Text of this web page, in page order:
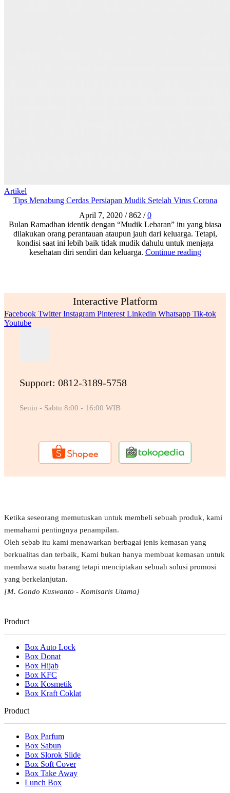
Artikel
Tips Menabung Cerdas Persiapan Mudik Setelah Virus Corona
April 7, 2020 / 862 / 0
Bulan Ramadhan identik dengan “Mudik Lebaran” itu yang biasa
dilakukan orang perantauan ataupun jauh dari keluarga. Tetapi,
kondisi saat ini lebih baik tidak mudik dahulu untuk menjaga
kesehatan diri sendiri dan keluarga. Continue reading
Interactive Platform
Facebook Twitter Instagram Pinterest Linkedin Whatsapp Tik-tok
Youtube
Support: 0812-3189-5758
Senin - Sabtu 8:00 - 16:00 WIB
Ketika seseorang memutuskan untuk membeli sebuah produk, kami
memahami pentingnya penampilan.
Oleh sebab itu kami menawarkan berbagai jenis kemasan yang
berkualitas dan terbaik, Kami bukan hanya membuat kemasan untuk
membawa suatu barang tetapi menciptakan sebuah solusi promosi
yang berkelanjutan.
[M. Gondo Kuswanto - Komisaris Utama]
Product
Box Auto Lock
Box Donat
Box Hijab
Box KFC
Box Kosmetik
Box Kraft Coklat
Product
Box Parfum
Box Sabun
Box Slorok Slide
Box Soft Cover
Box Take Away
Lunch Box